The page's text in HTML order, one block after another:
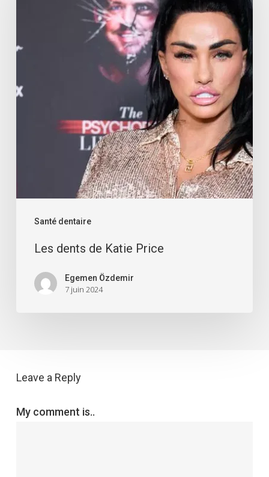
Santé dentaire
Les dents de Katie Price
Egemen Özdemir
7 juin 2024
Leave a Reply
My comment is..